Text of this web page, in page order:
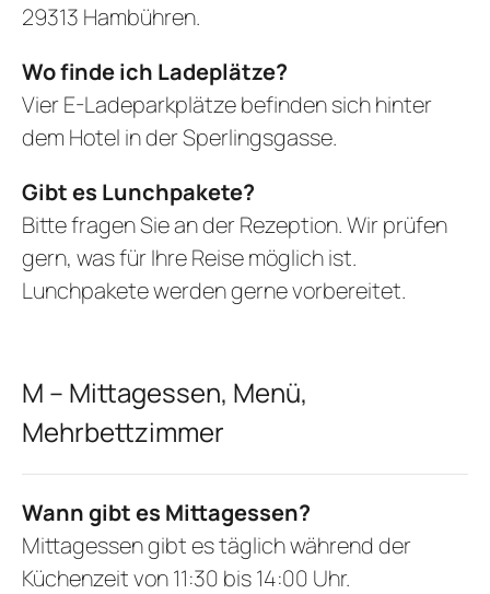
29313 Hambühren.
Wo finde ich Ladeplätze?
Vier E-Ladeparkplätze befinden sich hinter
dem Hotel in der Sperlingsgasse.
Gibt es Lunchpakete?
Bitte fragen Sie an der Rezeption. Wir prüfen
gern, was für Ihre Reise möglich ist.
Lunchpakete werden gerne vorbereitet.
M – Mittagessen, Menü,
Mehrbettzimmer
Wann gibt es Mittagessen?
Mittagessen gibt es täglich während der
Küchenzeit von 11:30 bis 14:00 Uhr.